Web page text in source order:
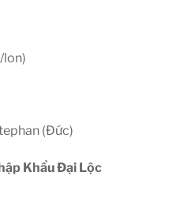
lon)
(Đức)
Khẩu Đại Lộc